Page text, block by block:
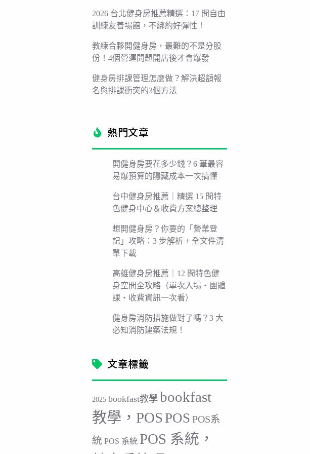
2026 台北健身房推薦精選：17 間自由
訓練友善場館，不綁約好彈性！
教練合夥開健身房，最難的不是分股
份！4個營運問題開店後才會爆發
健身房排課管理怎麼做？解決超額報
名與排課衝突的3個方法
熱門文章​
開健身房要花多少錢？6 筆最容
易爆預算的隱藏成本一次搞懂
台中健身房推薦｜精選 15 間特
色健身中心＆收費方案總整理
想開健身房？你要的「營業登
記」攻略：3 步解析 + 全文件清
單下載
高雄健身房推薦｜12 間特色健
身空間全攻略（單次入場・團體
課・收費資訊一次看）
健身房消防措施做對了嗎？3 大
必知消防建築法規！
文章標籤
2025 bookfast教學 bookfast
教學，POS POS POS系
統 POS 系統 POS 系統，